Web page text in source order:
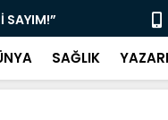
SAYIM!”
SAĞLIK